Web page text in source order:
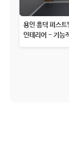
용인 흥덕 퍼스
인테리어 - 기능